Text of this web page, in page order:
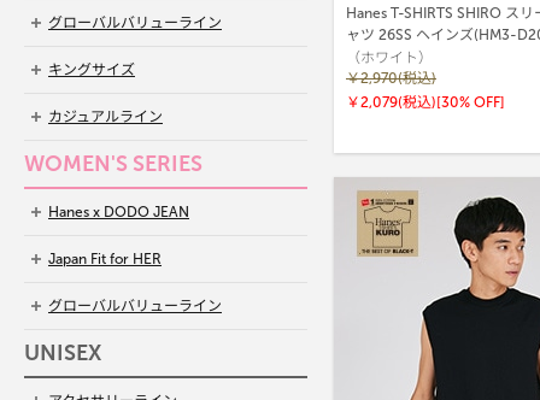
Hanes T-SHIRTS SHIRO ス
ャツ 26SS ヘインズ(HM3-
（ホワイト）
￥2,970(税込)
￥2,079(税込)[30% OFF]
グローバルバリューライン
キングサイズ
カジュアルライン
WOMEN'S SERIES
Hanes x DODO JEAN
Japan Fit for HER
グローバルバリューライン
UNISEX